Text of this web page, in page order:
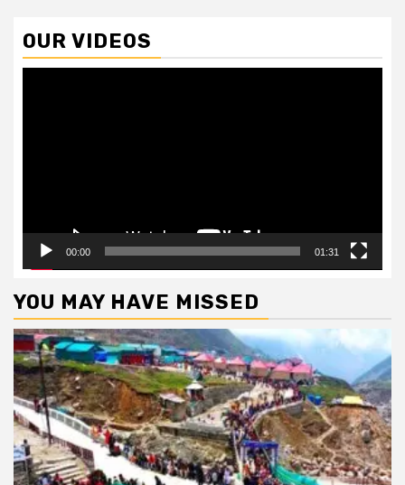
OUR VIDEOS
00:00 01:31
YOU MAY HAVE MISSED